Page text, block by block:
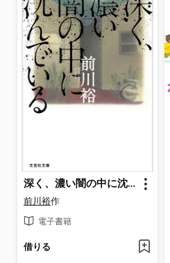
深く、濃い闇の中に沈んでいる
前川裕作
電子書籍
借りる